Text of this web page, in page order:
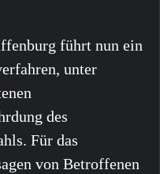
führt nun ein
unter
des
Für das
von Betroffenen